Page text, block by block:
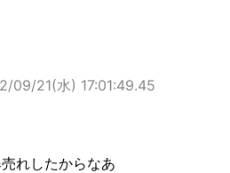
09/21(水) 17:01:49.45
れしたからなあ